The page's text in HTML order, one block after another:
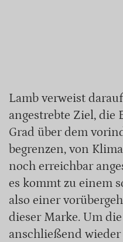
Lamb verweist
angestrebte Ziel, die
Grad über dem
begrenzen, von
noch erreichbar
es kommt zu einem
also einer
dieser Marke. Um
anschließend wieder